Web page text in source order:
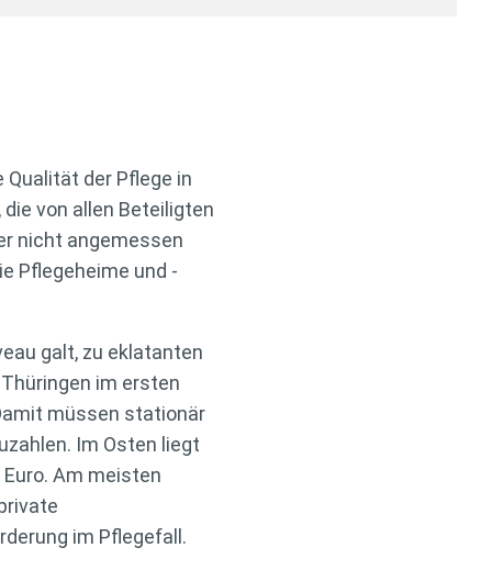
der Pflege in
von allen Beteiligten
nicht angemessen
Pflegeheime und -
galt, zu eklatanten
im ersten
müssen stationär
Im Osten liegt
Am meisten
im Pflegefall.